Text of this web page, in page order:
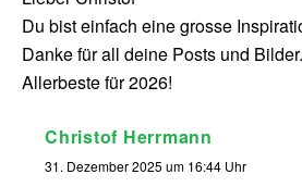
Du bist einfach eine grosse
Danke für all deine Posts und
Allerbeste für 2026!
Christof Herrmann
31. Dezember 2025 um 16:44 Uhr